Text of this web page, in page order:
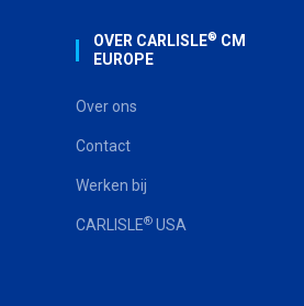
OVER CARLISLE® CM
EUROPE
Over ons
Contact
Werken bij
CARLISLE® USA